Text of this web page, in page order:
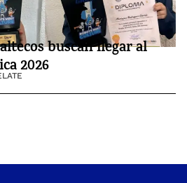
buscan llegar al
2026